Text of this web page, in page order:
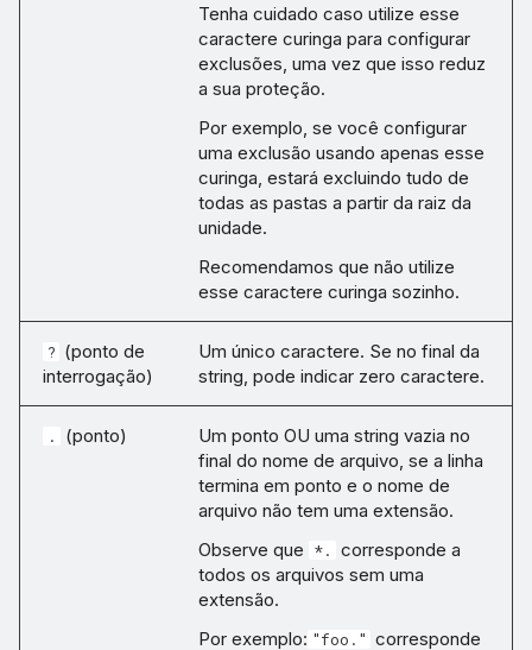
Tenha cuidado caso utilize esse
caractere curinga para configurar
exclusões, uma vez que isso reduz
a sua proteção.
Por exemplo, se você configurar
uma exclusão usando apenas esse
curinga, estará excluindo tudo de
todas as pastas a partir da raiz da
unidade.
Recomendamos que não utilize
esse caractere curinga sozinho.
? (ponto de
interrogação)
Um único caractere. Se no final da
string, pode indicar zero caractere.
. (ponto)
Um ponto OU uma string vazia no
final do nome de arquivo, se a linha
termina em ponto e o nome de
arquivo não tem uma extensão.
Observe que
*.
corresponde a
todos os arquivos sem uma
extensão.
Por exemplo: "foo." corresponde